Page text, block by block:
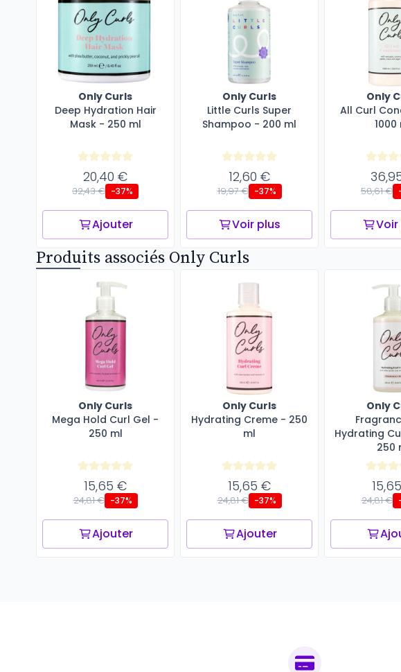
Only Curls
Deep Hydration Hair
Mask - 250 ml
20,40 €
32,43 € -37%
Ajouter
Only Curls
Little Curls Super
Shampoo - 200 ml
12,60 €
19,97 € -37%
Voir plus
Only
All Curl
1000
58,61 €
Voir
Produits associés Only Curls
Only Curls
Mega Hold Curl Gel -
250 ml
15,65 €
24,81 € -37%
Ajouter
Only Curls
Hydrating Creme - 250
ml
15,65 €
24,81 € -37%
Ajouter
Only
Hydrating
250
24,81 €